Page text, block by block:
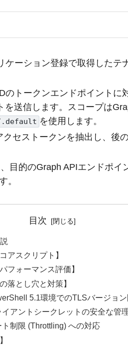
ケーション登録で取得したテ
のトークンエンドポイントに
を送信します。スコープは
.default を使用します。
クセストークンを抽出し、後
目的のGraph APIエンドポイ
。
目次
アスクリプト】
フォーマンス評価】
落とし穴と対策】
5.1環境でのTLSバージョン
イアントシークレットの安全な管
ト制限 (Throttling) への対応